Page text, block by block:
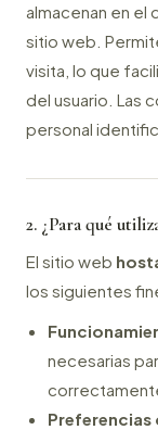
almacenan en el
sitio web.
visita, lo que
del usuario. Las
personal
2. ¿Para qué
El sitio web
los siguientes
necesarias
Preferencias